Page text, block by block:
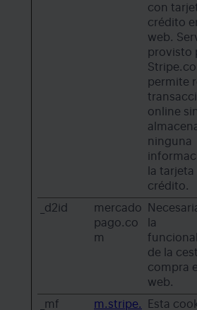
con
crédito
web.
provisto
permite
online sin
ninguna
la tarjeta
crédito.
_d2id
mercado
pago.co
m
la
de la
compra
web.
_mf m.stripe. Esta